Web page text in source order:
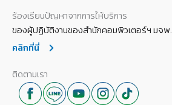
ร้องเรียนปัญหาจากการให้บริการ
ของผู้ปฏิบัติงานของสำนักคอมพิวเตอร์ฯ มจพ.
คลิกที่นี่
ติดตามเรา